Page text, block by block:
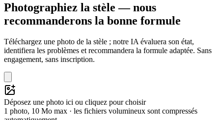
Photographiez la stèle — nous
recommanderons la bonne formule
Téléchargez une photo de la stèle ; notre IA évaluera son état,
identifiera les problèmes et recommandera la formule adaptée. Sans
engagement, sans inscription.
Déposez une photo ici ou cliquez pour choisir
1 photo, 10 Mo max · les fichiers volumineux sont compressés